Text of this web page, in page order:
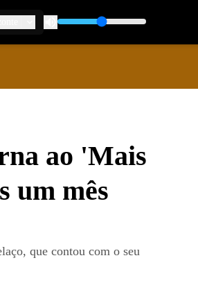
ao 'Mais
um mês
que contou com o seu